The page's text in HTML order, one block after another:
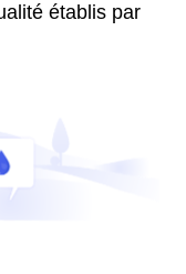
établis par